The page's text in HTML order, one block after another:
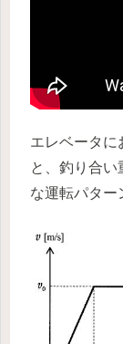
エレベータに
と、釣り合い
な運転パター